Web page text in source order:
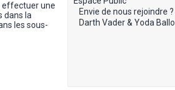
effectuer une
dans la
les sous-